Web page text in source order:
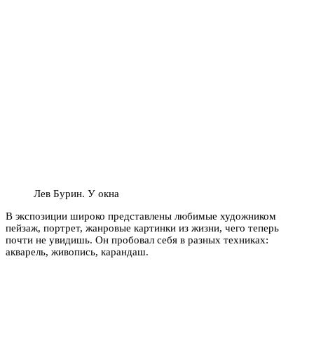
Лев Бурин. У окна
В экспозиции широко представлены любимые художником
пейзаж, портрет, жанровые картинки из жизни, чего теперь
почти не увидишь. Он пробовал себя в разных техниках:
акварель, живопись, карандаш.